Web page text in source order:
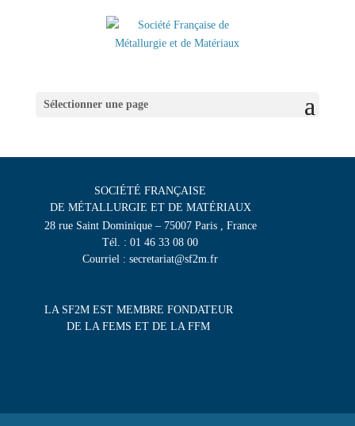
Sélectionner une page
SOCIÉTÉ FRANÇAISE
DE MÉTALLURGIE ET DE MATÉRIAUX
28 rue Saint Dominique – 75007 Paris , France
Tél. : 01 46 33 08 00
Courriel : secretariat@sf2m.fr
LA SF2M EST MEMBRE FONDATEUR
DE LA FEMS ET DE LA FFM